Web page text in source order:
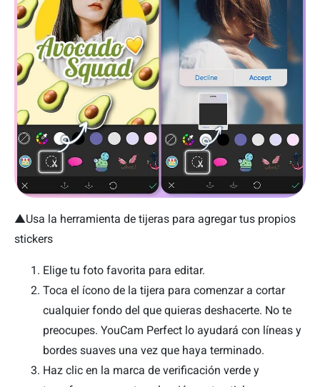
▲Usa la herramienta de tijeras para agregar tus propios
stickers
Elige tu foto favorita para editar.
Toca el ícono de la tijera para comenzar a cortar
cualquier fondo del que quieras deshacerte. No te
preocupes. YouCam Perfect lo ayudará con líneas y
bordes suaves una vez que haya terminado.
Haz clic en la marca de verificación verde y